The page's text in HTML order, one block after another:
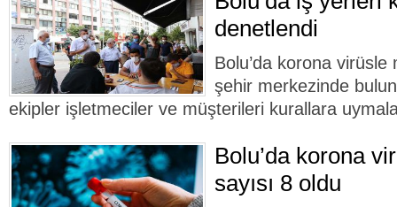
denetlendi
Bolu’da korona virüsle
şehir merkezinde
ekipler işletmeciler ve müşterileri kurallara
Bolu’da korona
sayısı 8 oldu